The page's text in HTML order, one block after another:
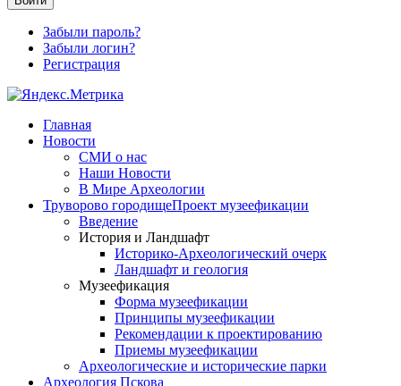
Забыли пароль?
Забыли логин?
Регистрация
Главная
Новости
СМИ о нас
Наши Новости
В Мире Археологии
Труворово городищеПроект музеефикации
Введение
История и Ландшафт
Историко-Археологический очерк
Ландшафт и геология
Музеефикация
Форма музеефикации
Принципы музеефикации
Рекомендации к проектированию
Приемы музеефикации
Археологические и исторические парки
Археология Пскова